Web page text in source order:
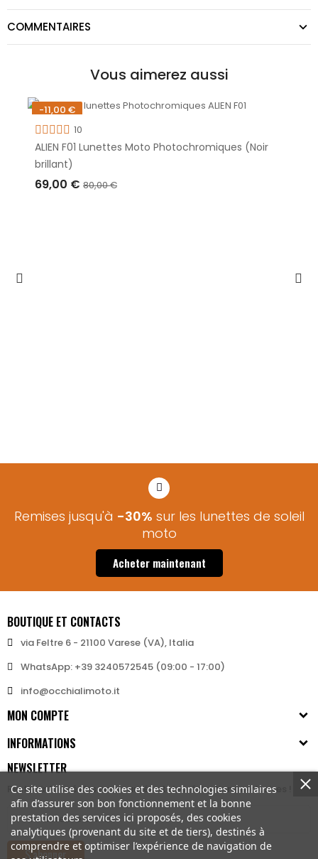
COMMENTAIRES
Vous aimerez aussi
-11,00 €
Rupture de stock
10
ALIEN F01 Lunettes Moto Photochromiques (Noir
brillant)
69,00 € 80,00 €
Ce site utilise des cookies et des technologies similaires
afin d’assurer son bon fonctionnement et la bonne
prestation des services ici proposés, des cookies
analytiques (provenant du site et de tiers), destinés à
comprendre et optimiser l’expérience de navigation de
Remises jusqu'à -30% sur les lunettes de soleil
moto​
Acheter maintenant
BOUTIQUE ET CONTACTS
via Feltre 6 - 21100 Varese (VA), Italia
WhatsApp: +39 3240572545 (09:00 - 17:00)
info@occhialimoto.it
MON COMPTE
INFORMATIONS
NEWSLETTER
Restez informé des nouveautés et des réductions exclusives !
S’abonner